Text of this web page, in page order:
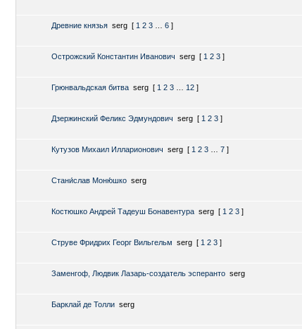
Древние князья serg [ 1 2 3 6 ]
Острожский Константин Иванович serg [ 1 2 3 ]
Грюнвальдская битва serg [ 1 2 3 12 ]
Дзержинский Феликс Эдмундович serg [ 1 2 3 ]
Кутузов Михаил Илларионович serg [ 1 2 3 7 ]
Стани́слав Моню́шко serg
Костюшко Андрей Тадеуш Бонавентура serg [ 1 2 3 ]
Струве Фридрих Георг Вильгельм serg [ 1 2 3 ]
Заменгоф, Людвик Лазарь-создатель эсперанто serg
Барклай де Толли serg